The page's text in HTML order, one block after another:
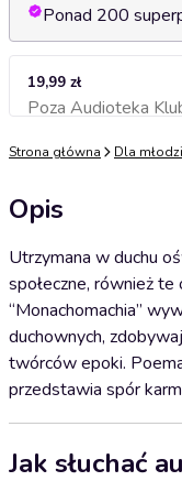
Ponad 200
19,99 zł
Poza Audioteka
Strona główna Dla
Opis
Utrzymana w duchu
społeczne, również
“Monachomachia”
duchownych,
twórców epoki.
przedstawia spór
Jak słuchać